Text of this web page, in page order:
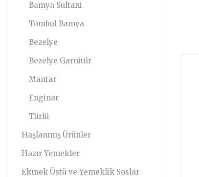
Bamya Sultani
Tombul Bamya
Bezelye
Bezelye Garnitür
Mantar
Enginar
Türlü
Haşlanmış Ürünler
Hazır Yemekler
Ekmek Üstü ve Yemeklik Soslar